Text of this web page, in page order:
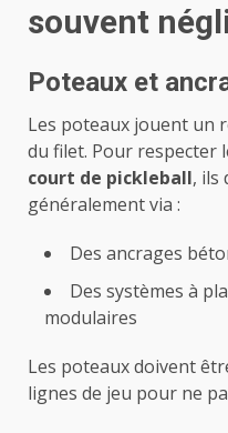
souvent
Poteaux et
Les poteaux jouent un
du filet. Pour respecter
court de pickleball, ils
généralement via :
Des ancrages
Des systèmes à
modulaires
Les poteaux doivent
lignes de jeu pour ne